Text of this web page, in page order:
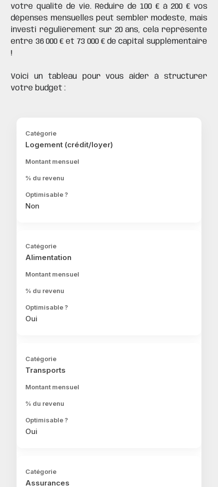
votre qualité de vie. Réduire de 100 € à 200 € vos
dépenses mensuelles peut sembler modeste, mais
investi régulièrement sur 20 ans, cela représente
entre 36 000 € et 73 000 € de capital supplémentaire
!
Voici un tableau pour vous aider à structurer
votre budget :
Logement (crédit/loyer)
Non
Alimentation
Oui
Transports
Oui
Assurances